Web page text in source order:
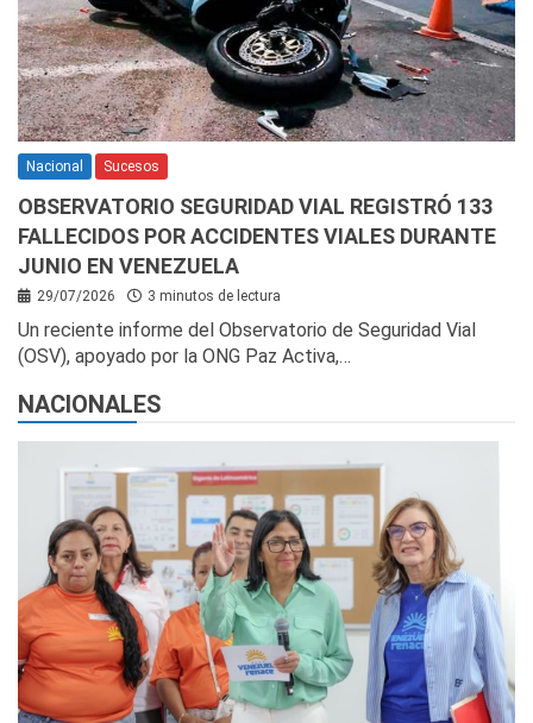
Nacional Sucesos
OBSERVATORIO SEGURIDAD VIAL REGISTRÓ 133
FALLECIDOS POR ACCIDENTES VIALES DURANTE
JUNIO EN VENEZUELA
29/07/2026 3 minutos de lectura
Un reciente informe del Observatorio de Seguridad Vial
(OSV), apoyado por la ONG Paz Activa,…
NACIONALES